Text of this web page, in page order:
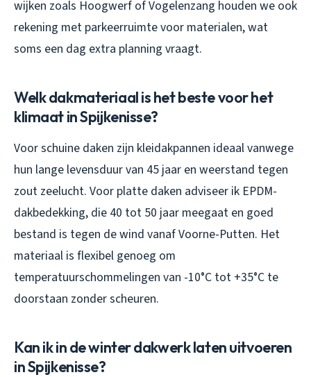
wijken zoals Hoogwerf of Vogelenzang houden we ook
rekening met parkeerruimte voor materialen, wat
soms een dag extra planning vraagt.
Welk dakmateriaal is het beste voor het
klimaat in Spijkenisse?
Voor schuine daken zijn kleidakpannen ideaal vanwege
hun lange levensduur van 45 jaar en weerstand tegen
zout zeelucht. Voor platte daken adviseer ik EPDM-
dakbedekking, die 40 tot 50 jaar meegaat en goed
bestand is tegen de wind vanaf Voorne-Putten. Het
materiaal is flexibel genoeg om
temperatuurschommelingen van -10°C tot +35°C te
doorstaan zonder scheuren.
Kan ik in de winter dakwerk laten uitvoeren
in Spijkenisse?